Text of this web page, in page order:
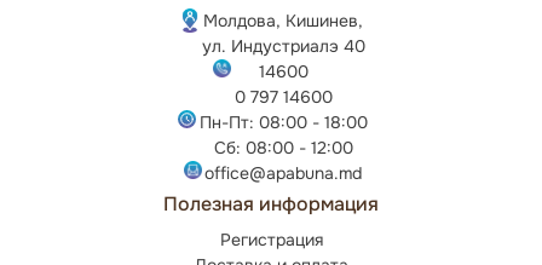
Молдова, Кишинев,
ул. Индустриалэ 40
14600
0 797 14600
Пн-Пт: 08:00 - 18:00
Сб: 08:00 - 12:00
office@apabuna.md
Полезная информация
Регистрация